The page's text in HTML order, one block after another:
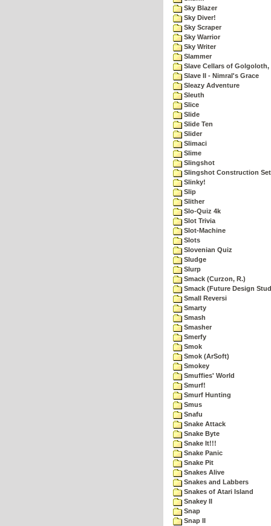
Sky Blazer
Sky Diver!
Sky Scraper
Sky Warrior
Sky Writer
Slammer
Slave Cellars of Golgoloth,
Slave II - Nimral's Grace
Sleazy Adventure
Sleuth
Slice
Slide
Slide Ten
Slider
Slimaci
Slime
Slingshot
Slingshot Construction Set
Slinky!
Slip
Slither
Slo-Quiz 4k
Slot Trivia
Slot-Machine
Slots
Slovenian Quiz
Sludge
Slurp
Smack (Curzon, R.)
Smack (Future Design
Small Reversi
Smarty
Smash
Smasher
Smerfy
Smok
Smok (ArSoft)
Smokey
Smuffies' World
Smurf!
Smurf Hunting
Smus
Snafu
Snake Attack
Snake Byte
Snake It!!!
Snake Panic
Snake Pit
Snakes Alive
Snakes and Labbers
Snakes of Atari Island
Snakey II
Snap
Snap II